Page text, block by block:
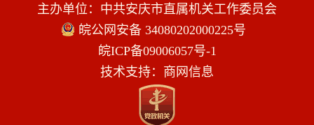
主办单位：中共安庆市直属机关工作委员会
皖公网安备 34080202000225号
皖ICP备09006057号-1
技术支持：商网信息